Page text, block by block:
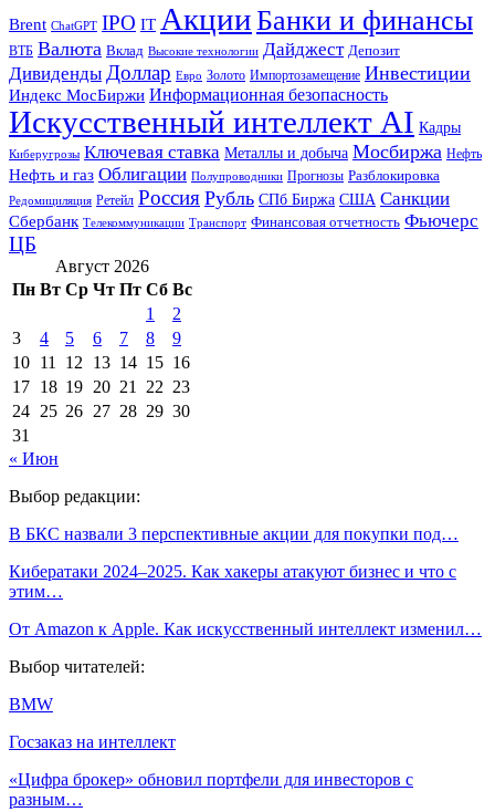
Brent ChatGPT IPO IT АкцииБанки и финансы
ВТБ Валюта Вклад Высокие технологии Дайджест Депозит
Дивиденды Доллар Евро Золото Импортозамещение Инвестиции
Индекс МосБиржи Информационная безопасность
Искусственный интеллект AI Кадры
Киберугрозы Ключевая ставка Металлы и добыча Мосбиржа Нефть
Нефть и газ Облигации Полупроводники Прогнозы Разблокировка
Редомициляция Ретейл Россия Рубль СПб Биржа США Санкции
Сбербанк Телекоммуникации Транспорт Финансовая отчетность Фьючерс
ЦБ
Август 2026
Пн Вт Ср Чт Пт Сб Вс
1
2
3
4 5 6 7 8
9
10 11 12 13 14 15 16
17 18 19 20 21 22 23
24 25 26 27 28 29 30
31
« Июн
Выбор редакции:
В БКС назвали 3 перспективные акции для покупки под…
Кибератаки 2024–2025. Как хакеры атакуют бизнес и что с
этим…
От Amazon к Apple. Как искусственный интеллект изменил…
Выбор читателей:
BMW
Госзаказ на интеллект
«Цифра брокер» обновил портфели для инвесторов с
разным…